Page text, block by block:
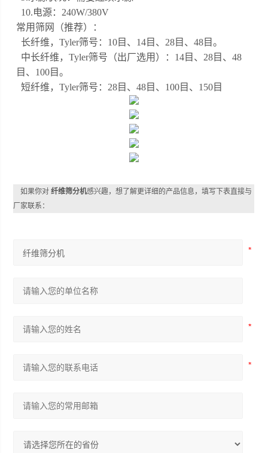
10.电源：240W/380V
常用筛网（推荐）：
长纤维，Tyler筛号：10目、14目、28目、48目。
中长纤维，Tyler筛号（出厂选用）：14目、28目、48
目、100目。
短纤维，Tyler筛号：28目、48目、100目、150目
如果你对纤维筛分机感兴趣，想了解更详细的产品信息，填写下表直接与
厂家联系：